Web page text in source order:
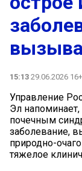
15:13 29.06.2026 16+
Управление
Эл напоминает,
почечным
заболевание,
природно-
тяжелое